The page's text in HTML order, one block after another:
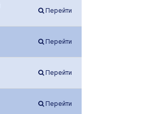
Перейти
Перейти
Перейти
Перейти